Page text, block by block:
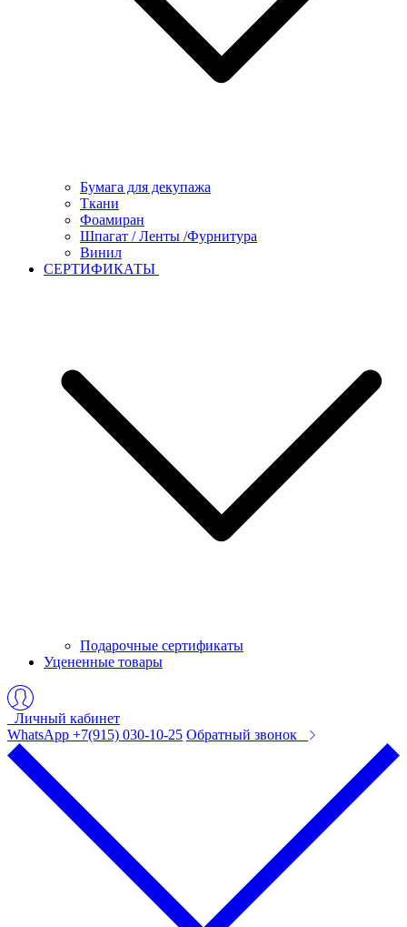
Бумага для декупажа
Ткани
Фоамиран
Шпагат / Ленты /Фурнитура
Винил
СЕРТИФИКАТЫ
Подарочные сертификаты
Уцененные товары
Личный кабинет
WhatsApp +7(915) 030-10-25 Обратный звонок